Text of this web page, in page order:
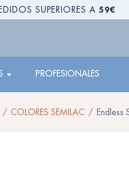
SUPERIORES A 59€
PROFESIONALES
COLORES SEMILAC Endless